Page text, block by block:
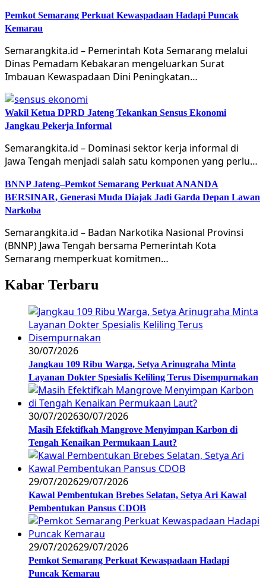
Pemkot Semarang Perkuat Kewaspadaan Hadapi Puncak
Kemarau
Semarangkita.id – Pemerintah Kota Semarang melalui
Dinas Pemadam Kebakaran mengeluarkan Surat
Imbauan Kewaspadaan Dini Peningkatan…
Wakil Ketua DPRD Jateng Tekankan Sensus Ekonomi
Jangkau Pekerja Informal
Semarangkita.id – Dominasi sektor kerja informal di
Jawa Tengah menjadi salah satu komponen yang perlu…
BNNP Jateng–Pemkot Semarang Perkuat ANANDA
BERSINAR, Generasi Muda Diajak Jadi Garda Depan Lawan
Narkoba
Semarangkita.id – Badan Narkotika Nasional Provinsi
(BNNP) Jawa Tengah bersama Pemerintah Kota
Semarang memperkuat komitmen…
Kabar Terbaru
30/07/2026
Jangkau 109 Ribu Warga, Setya Arinugraha Minta
Layanan Dokter Spesialis Keliling Terus Disempurnakan
30/07/202630/07/2026
Masih Efektifkah Mangrove Menyimpan Karbon di
Tengah Kenaikan Permukaan Laut?
29/07/202629/07/2026
Kawal Pembentukan Brebes Selatan, Setya Ari Kawal
Pembentukan Pansus CDOB
29/07/202629/07/2026
Pemkot Semarang Perkuat Kewaspadaan Hadapi
Puncak Kemarau